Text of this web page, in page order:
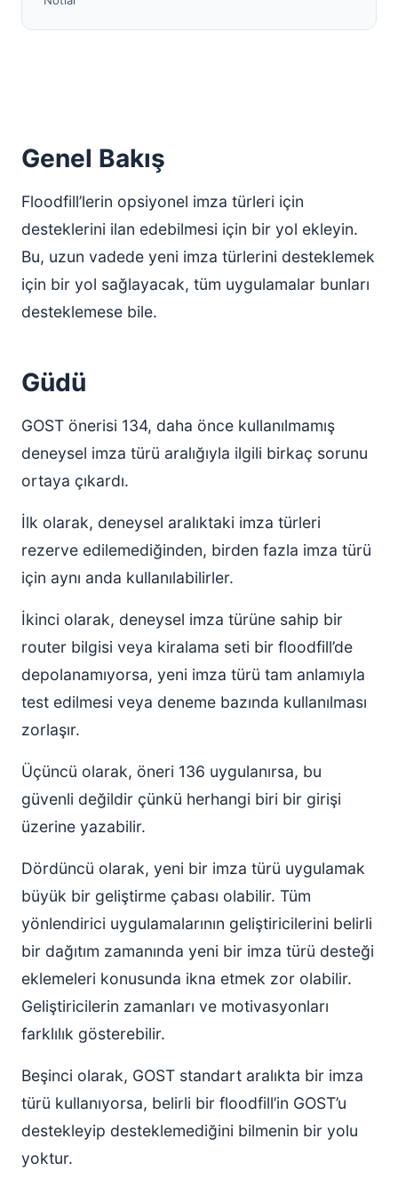
Genel Bakış
Floodfill’lerin opsiyonel imza türleri için
desteklerini ilan edebilmesi için bir yol ekleyin.
Bu, uzun vadede yeni imza türlerini desteklemek
için bir yol sağlayacak, tüm uygulamalar bunları
desteklemese bile.
Güdü
GOST önerisi 134, daha önce kullanılmamış
deneysel imza türü aralığıyla ilgili birkaç sorunu
ortaya çıkardı.
İlk olarak, deneysel aralıktaki imza türleri
rezerve edilemediğinden, birden fazla imza türü
için aynı anda kullanılabilirler.
İkinci olarak, deneysel imza türüne sahip bir
router bilgisi veya kiralama seti bir floodfill’de
depolanamıyorsa, yeni imza türü tam anlamıyla
test edilmesi veya deneme bazında kullanılması
zorlaşır.
Üçüncü olarak, öneri 136 uygulanırsa, bu
güvenli değildir çünkü herhangi biri bir girişi
üzerine yazabilir.
Dördüncü olarak, yeni bir imza türü uygulamak
büyük bir geliştirme çabası olabilir. Tüm
yönlendirici uygulamalarının geliştiricilerini belirli
bir dağıtım zamanında yeni bir imza türü desteği
eklemeleri konusunda ikna etmek zor olabilir.
Geliştiricilerin zamanları ve motivasyonları
farklılık gösterebilir.
Beşinci olarak, GOST standart aralıkta bir imza
türü kullanıyorsa, belirli bir floodfill’in GOST’u
destekleyip desteklemediğini bilmenin bir yolu
yoktur.